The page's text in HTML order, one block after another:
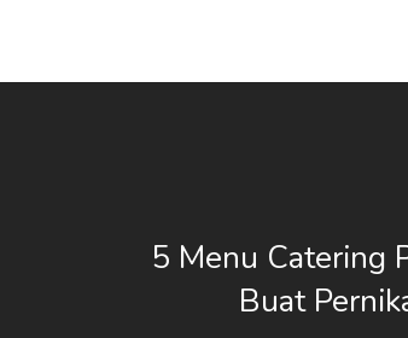
5 Menu Catering
Buat